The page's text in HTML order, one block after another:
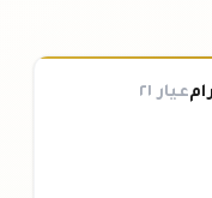
عيار ٢١